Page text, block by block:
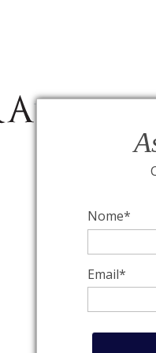
Nome*
Email*
Fale Conosco
Relógios BVLGARI
Condições de
Catalogo Dia Dos
Meus pedidos